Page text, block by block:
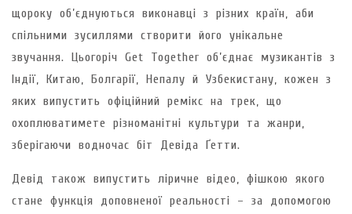
щороку об’єднуються виконавці з різних країн, аби
спільними зусиллями створити його унікальне
звучання. Цьогоріч Get Together об’єднає музикантів з
Індії, Китаю, Болгарії, Непалу й Узбекистану, кожен з
яких випустить офіційний ремікс на трек, що
охоплюватимете різноманітні культури та жанри,
зберігаючи водночас біт Девіда Ґетти.
Девід також випустить ліричне відео, фішкою якого
стане функція доповненої реальності – за допомогою